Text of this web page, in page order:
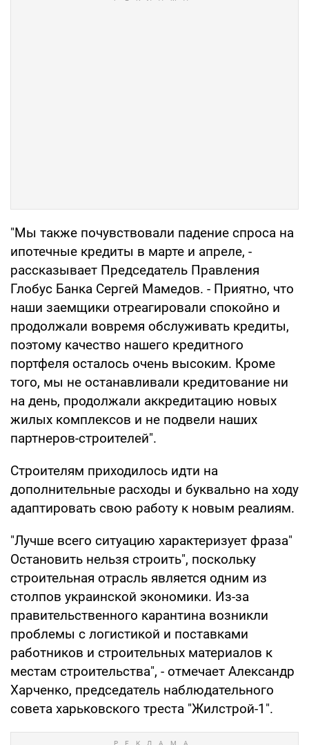
"Мы также почувствовали падение спроса на
ипотечные кредиты в марте и апреле, -
рассказывает Председатель Правления
Глобус Банка Сергей Мамедов. - Приятно, что
наши заемщики отреагировали спокойно и
продолжали вовремя обслуживать кредиты,
поэтому качество нашего кредитного
портфеля осталось очень высоким. Кроме
того, мы не останавливали кредитование ни
на день, продолжали аккредитацию новых
жилых комплексов и не подвели наших
партнеров-строителей".
Строителям приходилось идти на
дополнительные расходы и буквально на ходу
адаптировать свою работу к новым реалиям.
"Лучше всего ситуацию характеризует фраза"
Остановить нельзя строить", поскольку
строительная отрасль является одним из
столпов украинской экономики. Из-за
правительственного карантина возникли
проблемы с логистикой и поставками
работников и строительных материалов к
местам строительства", - отмечает Александр
Харченко, председатель наблюдательного
совета харьковского треста "Жилстрой-1".